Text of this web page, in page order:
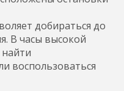
добираться до
В часы высокой
воспользоваться